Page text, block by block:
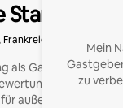
Star
als Gastgeber gibt
und zeige
außergewöhnliche
Mein
zu